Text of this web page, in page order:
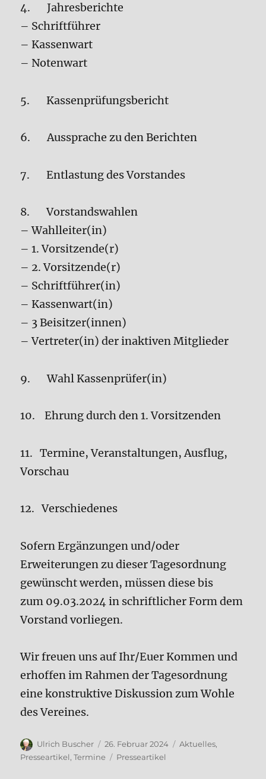
4. Jahresberichte
– Schriftführer
– Kassenwart
– Notenwart
5. Kassenprüfungsbericht
6. Aussprache zu den Berichten
7. Entlastung des Vorstandes
8. Vorstandswahlen
– Wahlleiter(in)
– 1. Vorsitzende(r)
– 2. Vorsitzende(r)
– Schriftführer(in)
– Kassenwart(in)
– 3 Beisitzer(innen)
– Vertreter(in) der inaktiven Mitglieder
9. Wahl Kassenprüfer(in)
10. Ehrung durch den 1. Vorsitzenden
11. Termine, Veranstaltungen, Ausflug,
Vorschau
12. Verschiedenes
Sofern Ergänzungen und/oder
Erweiterungen zu dieser Tagesordnung
gewünscht werden, müssen diese bis
zum 09.03.2024 in schriftlicher Form dem
Vorstand vorliegen.
Wir freuen uns auf Ihr/Euer Kommen und
erhoffen im Rahmen der Tagesordnung
eine konstruktive Diskussion zum Wohle
des Vereines.
Autor
Ulrich Buscher
Veröffentlicht
am
26. Februar 2024 Kategorien
Aktuelles,
Presseartikel,Termine Schlagwörter
Presseartikel